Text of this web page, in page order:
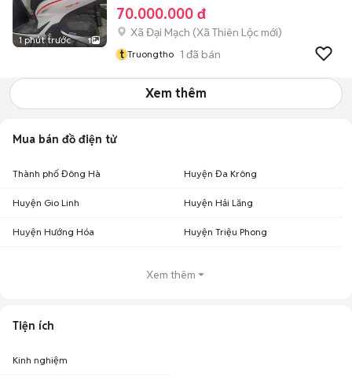
1 phút trước 1
70.000.000 đ
Xã Đại Mạch (Xã Thiên Lộc mới)
t Truongtho 1 đã bán
Xem thêm
Mua bán đồ điện tử
Thành phố Đông Hà Huyện Đa Krông
Huyện Gio Linh Huyện Hải Lăng
Huyện Hướng Hóa Huyện Triệu Phong
Xem thêm
Tiện ích
Kinh nghiệm